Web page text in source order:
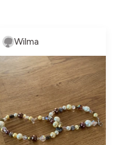
Wilma